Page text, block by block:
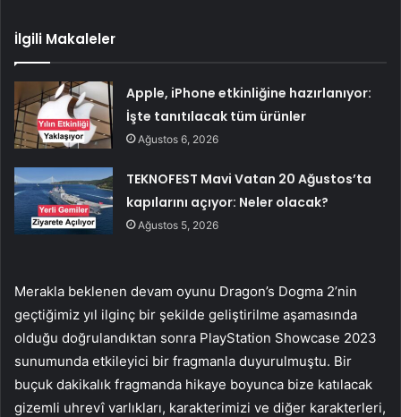
İlgili Makaleler
Apple, iPhone etkinliğine hazırlanıyor:
İşte tanıtılacak tüm ürünler
Ağustos 6, 2026
TEKNOFEST Mavi Vatan 20 Ağustos’ta
kapılarını açıyor: Neler olacak?
Ağustos 5, 2026
Merakla beklenen devam oyunu Dragon’s Dogma 2’nin
geçtiğimiz yıl ilginç bir şekilde geliştirilme aşamasında
olduğu doğrulandıktan sonra PlayStation Showcase 2023
sunumunda etkileyici bir fragmanla duyurulmuştu. Bir
buçuk dakikalık fragmanda hikaye boyunca bize katılacak
gizemli uhrevî varlıkları, karakterimizi ve diğer karakterleri,